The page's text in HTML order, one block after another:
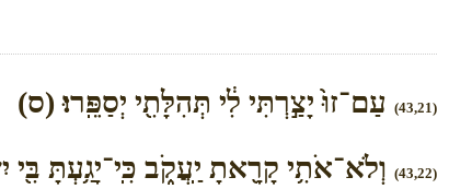
(43,21) עַם־זוּ֙ יָצַ֣רְתִּי לִ֔י תְּהִלָּתִ֖י יְסַפֵּֽרוּ׃ (ס)
(43,22) וְלֹא־אֹתִ֥י קָרָ֖אתָ יַֽעֲקֹ֑ב כִּֽי־יָגַ֥עְתָּ בִּ֖י